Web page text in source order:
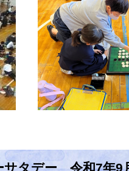
タデー 令和7年9